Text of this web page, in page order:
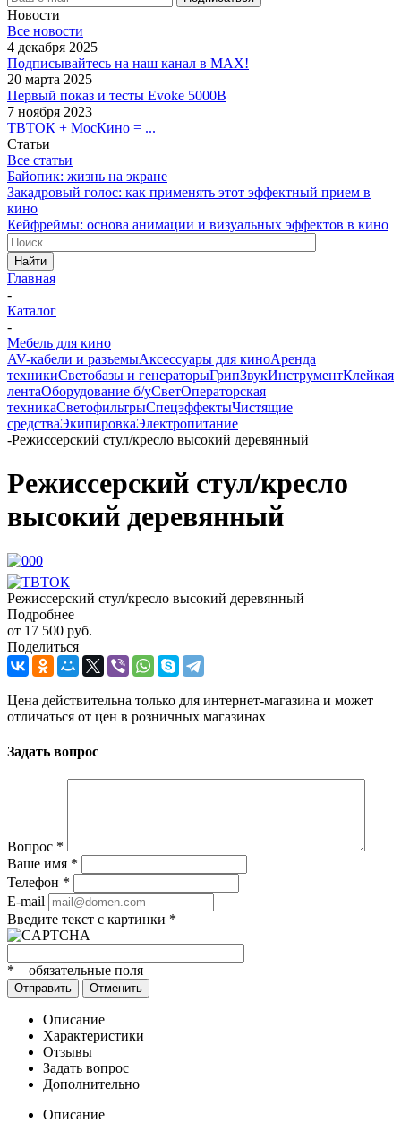
Новости
Все новости
4 декабря 2025
Подписывайтесь на наш канал в MAX!
20 марта 2025
Первый показ и тесты Evoke 5000B
7 ноября 2023
ТВТОК + МосКино = ...
Статьи
Все статьи
Байопик: жизнь на экране
Закадровый голос: как применять этот эффектный прием в
кино
Кейфреймы: основа анимации и визуальных эффектов в кино
Найти
Главная
-
Каталог
-
Мебель для кино
AV-кабели и разъемыАксессуары для киноАренда
техникиСветобазы и генераторыГрипЗвукИнструментКлейкая
лентаОборудование б/уСветОператорская
техникаСветофильтрыСпецэффектыЧистящие
средстваЭкипировкаЭлектропитание
-Режиссерский стул/кресло высокий деревянный
Режиссерский стул/кресло
высокий деревянный
Режиссерский стул/кресло высокий деревянный
Подробнее
от 17 500 руб.
Поделиться
Цена действительна только для интернет-магазина и может
отличаться от цен в розничных магазинах
Задать вопрос
Вопрос *
Ваше имя *
Телефон *
E-mail
Введите текст с картинки *
* – обязательные поля
Отправить Отменить
Описание
Характеристики
Отзывы
Задать вопрос
Дополнительно
Описание